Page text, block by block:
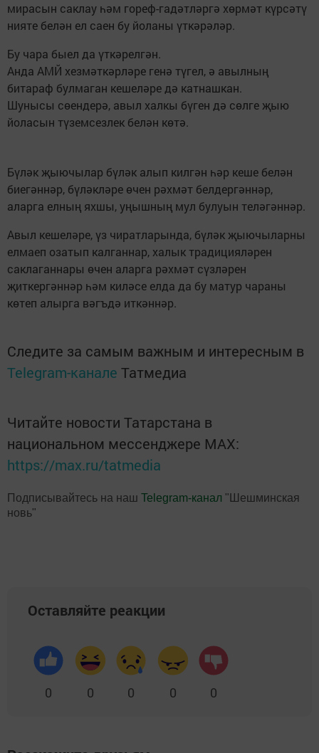
мирасын саклау һәм гореф-гадәтләргә хөрмәт күрсәтү
нияте белән ел саен бу йоланы үткәрәләр.
Бу чара быел да үткәрелгән.
Анда АМЙ хезмәткәрләре генә түгел, ә авылның
битараф булмаган кешеләре дә катнашкан.
Шунысы сөендерә, авыл халкы бүген дә сөлге җыю
йоласын түземсезлек белән көтә.
Бүләк җыючылар бүләк алып килгән һәр кеше белән
биегәннәр, бүләкләре өчен рәхмәт белдергәннәр,
аларга елның яхшы, уңышның мул булуын теләгәннәр.
Авыл кешеләре, үз чиратларында, бүләк җыючыларны
елмаеп озатып калганнар, халык традицияләрен
саклаганнары өчен аларга рәхмәт сүзләрен
җиткергәннәр һәм киләсе елда да бу матур чараны
көтеп алырга вәгъдә иткәннәр.
Следите за самым важным и интересным в
Telegram-канале Татмедиа
Читайте новости Татарстана в
национальном мессенджере MАХ:
https://max.ru/tatmedia
Подписывайтесь на наш Telegram-канал "Шешминская
новь"
Оставляйте реакции
0 0 0 0 0